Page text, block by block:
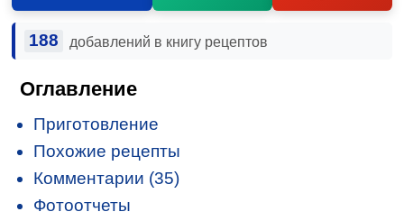
188 добавлений в книгу рецептов
Оглавление
Приготовление
Похожие рецепты
Комментарии (35)
Фотоотчеты